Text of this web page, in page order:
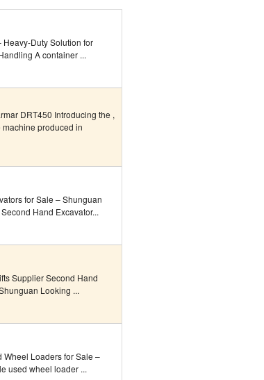
Heavy-Duty Solution for
A container ...
DRT450 Introducing the ,
produced in
for Sale – Shunguan
Hand Excavator...
Supplier Second Hand
Looking ...
Wheel Loaders for Sale –
used wheel loader ...